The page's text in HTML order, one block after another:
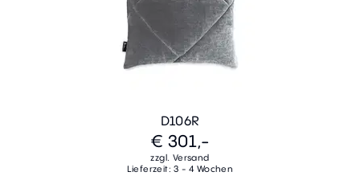
D106R
€ 301,-
zzgl. Versand
Lieferzeit: 3 - 4 Wochen